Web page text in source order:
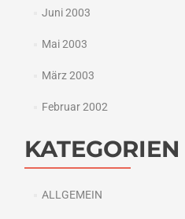
Juni 2003
Mai 2003
März 2003
Februar 2002
KATEGORIEN
ALLGEMEIN